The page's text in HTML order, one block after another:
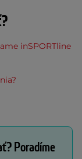
inSPORTline
Poradíme